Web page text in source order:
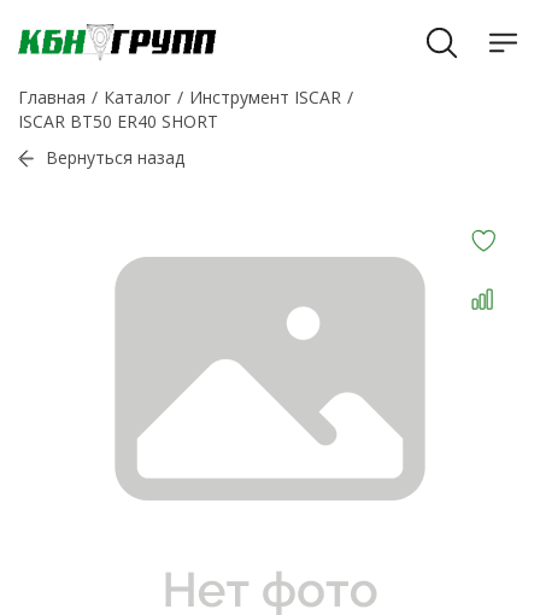
Главная Каталог
Инструмент ISCAR
ISCAR BT50 ER40 SHORT
Вернуться назад